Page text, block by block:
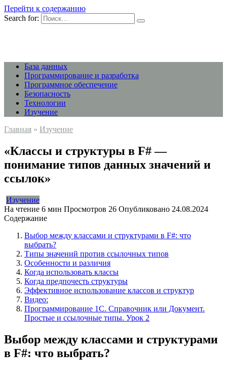
Перейти к содержанию
Search for:
База данных
Программирование и разработка
Программное обеспечение
Безопасность
Технологии
Изучение
Главная » Изучение
«Классы и структуры в F# —
понимание типов данных значений и
ссылок»
Изучение
На чтение 6 мин Просмотров 26 Опубликовано 24.08.2024
Содержание
Выбор между классами и структурами в F#: что
выбрать?
Типы значений против ссылочных типов
Особенности и различия
Когда использовать классы
Когда предпочесть структуры
Эффективное использование классов и структур
Видео:
Программирование 1С. Справочник или Документ.
Простые и ссылочные типы. Урок 2
Выбор между классами и структурами
в F#: что выбрать?